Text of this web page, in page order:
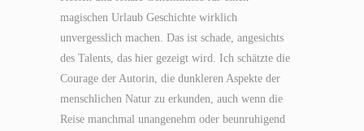
magischen Urlaub Geschichte wirklich
unvergesslich machen. Das ist schade, angesichts
des Talents, das hier gezeigt wird. Ich schätzte die
Courage der Autorin, die dunkleren Aspekte der
menschlichen Natur zu erkunden, auch wenn die
Reise manchmal unangenehm oder beunruhigend